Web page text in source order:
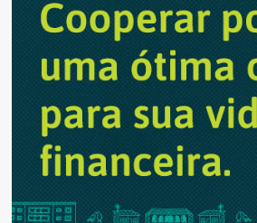
afogada
em
de
Aparecida
Goiânia